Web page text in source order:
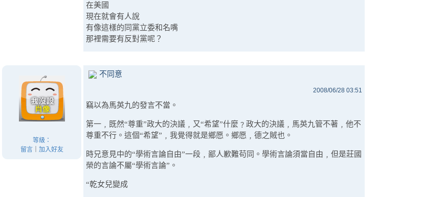
在美國
現在就會有人說
有像這樣的同黨立委和名嘴
那裡需要有反對黨呢？
等級：
留言｜ 加入好友
不同意
2008/06/28 03:51
竊以為馬英九的發言不當。
第一﹐既然“尊重”政大的決議﹐又“希望”什麼﹖政大的決議﹐馬英九管不著﹐他不
尊重不行。這個“希望”﹐我覺得就是鄉愿。鄉愿﹐德之賊也。
時兄意見中的“學術言論自由”一段﹐鄙人歉難苟同。學術言論須當自由﹐但是莊國
榮的言論不屬“學術言論”。
“乾女兒變成